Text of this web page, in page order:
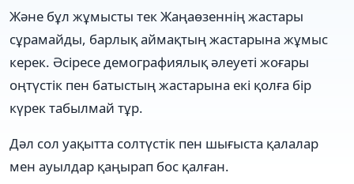
Және бұл жұмысты тек Жаңаөзеннің жастары
сұрамайды, барлық аймақтың жастарына жұмыс
керек. Әсіресе демографиялық әлеуеті жоғары
оңтүстік пен батыстың жастарына екі қолға бір
күрек табылмай тұр.
Дәл сол уақытта солтүстік пен шығыста қалалар
мен ауылдар қаңырап бос қалған.